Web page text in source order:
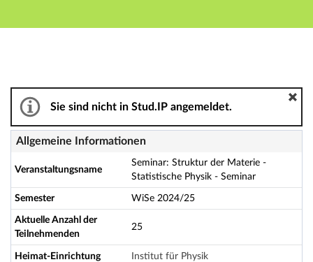
Hauptnavigation
Seminar: Struktur der Materie - Statistische Physik -
Sie sind nicht in Stud.IP angemeldet.
Allgemeine Informationen
Veranstaltungsname
Seminar: Struktur der Materie -
Statistische Physik - Seminar
Semester WiSe 2024/25
Aktuelle Anzahl der
Teilnehmenden
25
Heimat-Einrichtung Institut für Physik